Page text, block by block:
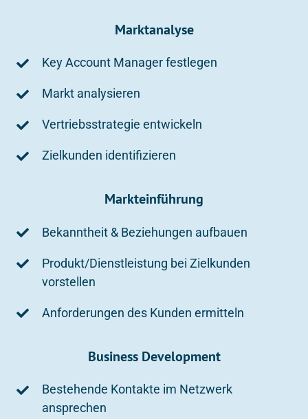
Marktanalyse
Key Account Manager festlegen
Markt analysieren
Vertriebsstrategie entwickeln
Zielkunden identifizieren
Markteinführung
Bekanntheit & Beziehungen aufbauen
Produkt/Dienstleistung bei Zielkunden
vorstellen
Anforderungen des Kunden ermitteln
Business Development
Bestehende Kontakte im Netzwerk
ansprechen